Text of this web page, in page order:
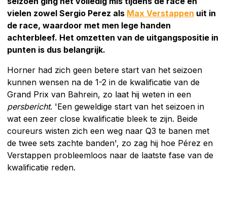
vielen zowel Sergio Perez als Max Verstappen uit in
de race, waardoor met men lege handen
achterbleef. Het omzetten van de uitgangspositie in
punten is dus belangrijk.
Horner had zich geen betere start van het seizoen
kunnen wensen na de 1-2 in de kwalificatie van de
Grand Prix van Bahrein, zo laat hij weten in een
persbericht. 'Een geweldige start van het seizoen in
wat een zeer close kwalificatie bleek te zijn. Beide
coureurs wisten zich een weg naar Q3 te banen met
de twee sets zachte banden', zo zag hij hoe Pérez en
Verstappen probleemloos naar de laatste fase van de
kwalificatie reden.